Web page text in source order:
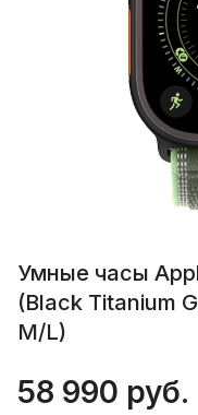
Умные часы
(Black Titanium
M/L)
58 990 руб.